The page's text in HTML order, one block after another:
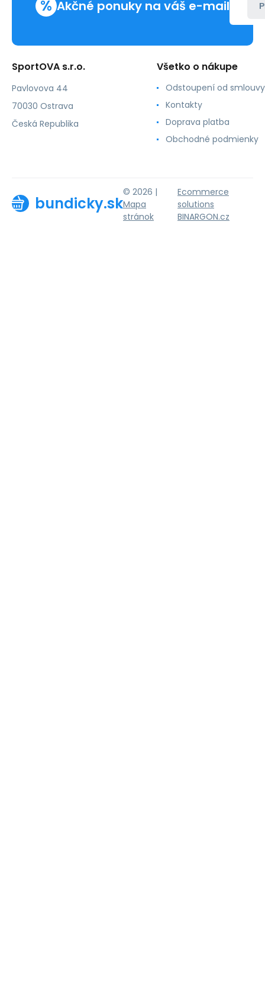
% Akčné ponuky na váš e-mail
SportOVA s.r.o.
Pavlovova 44
70030 Ostrava
Česká Republika
Všetko o nákupe
Odstoupení od smlouvy
Kontakty
Doprava platba
Obchodné podmienky
bundicky.sk
© 2026 |
Mapa
stránok
Ecommerce
solutions
BINARGON.cz